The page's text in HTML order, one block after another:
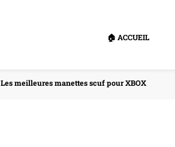
🏠 ACCUEIL
Les meilleures manettes scuf pour XBOX